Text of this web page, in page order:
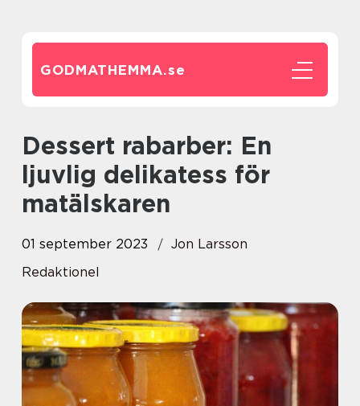
GODMATHEMMA.se
Dessert rabarber: En
ljuvlig delikatess för
matälskaren
01 september 2023
Jon Larsson
Redaktionel